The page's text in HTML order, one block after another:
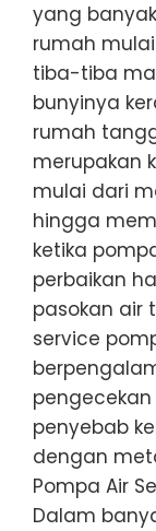
yang
rumah
tiba-tiba
bunyinya
rumah
merupakan
mulai dari
hingga
ketika
perbaikan
pasokan air
service
penyebab
dengan
Pompa Air
Dalam